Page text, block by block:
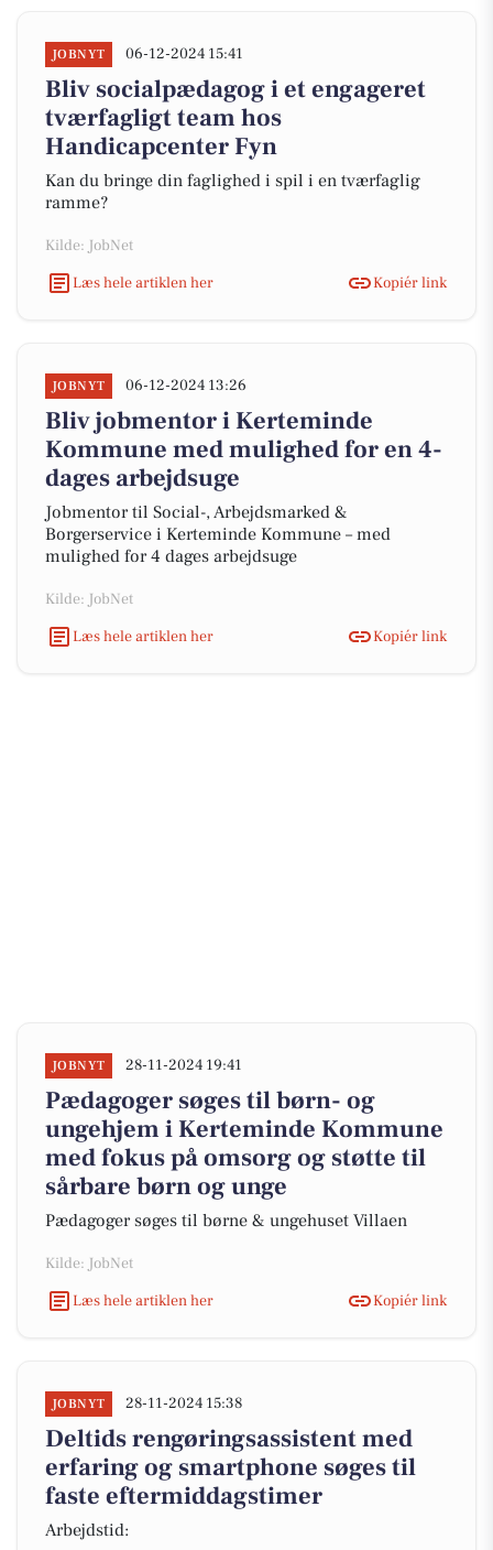
JOBNYT 06-12-2024 15:41
Bliv socialpædagog i et engageret
tværfagligt team hos
Handicapcenter Fyn
Kan du bringe din faglighed i spil i en tværfaglig
ramme?
Kilde: JobNet
Læs hele artiklen her
Kopiér link
JOBNYT 06-12-2024 13:26
Bliv jobmentor i Kerteminde
Kommune med mulighed for en 4-
dages arbejdsuge
Jobmentor til Social-, Arbejdsmarked &
Borgerservice i Kerteminde Kommune – med
mulighed for 4 dages arbejdsuge
Kilde: JobNet
Læs hele artiklen her
Kopiér link
JOBNYT 28-11-2024 19:41
Pædagoger søges til børn- og
ungehjem i Kerteminde Kommune
med fokus på omsorg og støtte til
sårbare børn og unge
Pædagoger søges til børne & ungehuset Villaen
Kilde: JobNet
Læs hele artiklen her
Kopiér link
JOBNYT 28-11-2024 15:38
Deltids rengøringsassistent med
erfaring og smartphone søges til
faste eftermiddagstimer
Arbejdstid: